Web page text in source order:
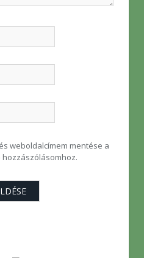
weboldalcímem mentése a